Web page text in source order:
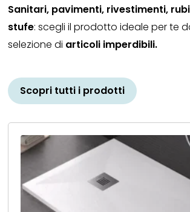
Sanitari, pavimenti, rivestimenti,
stufe: scegli il prodotto ideale per te
selezione di articoli imperdibili.
Scopri tutti i prodotti